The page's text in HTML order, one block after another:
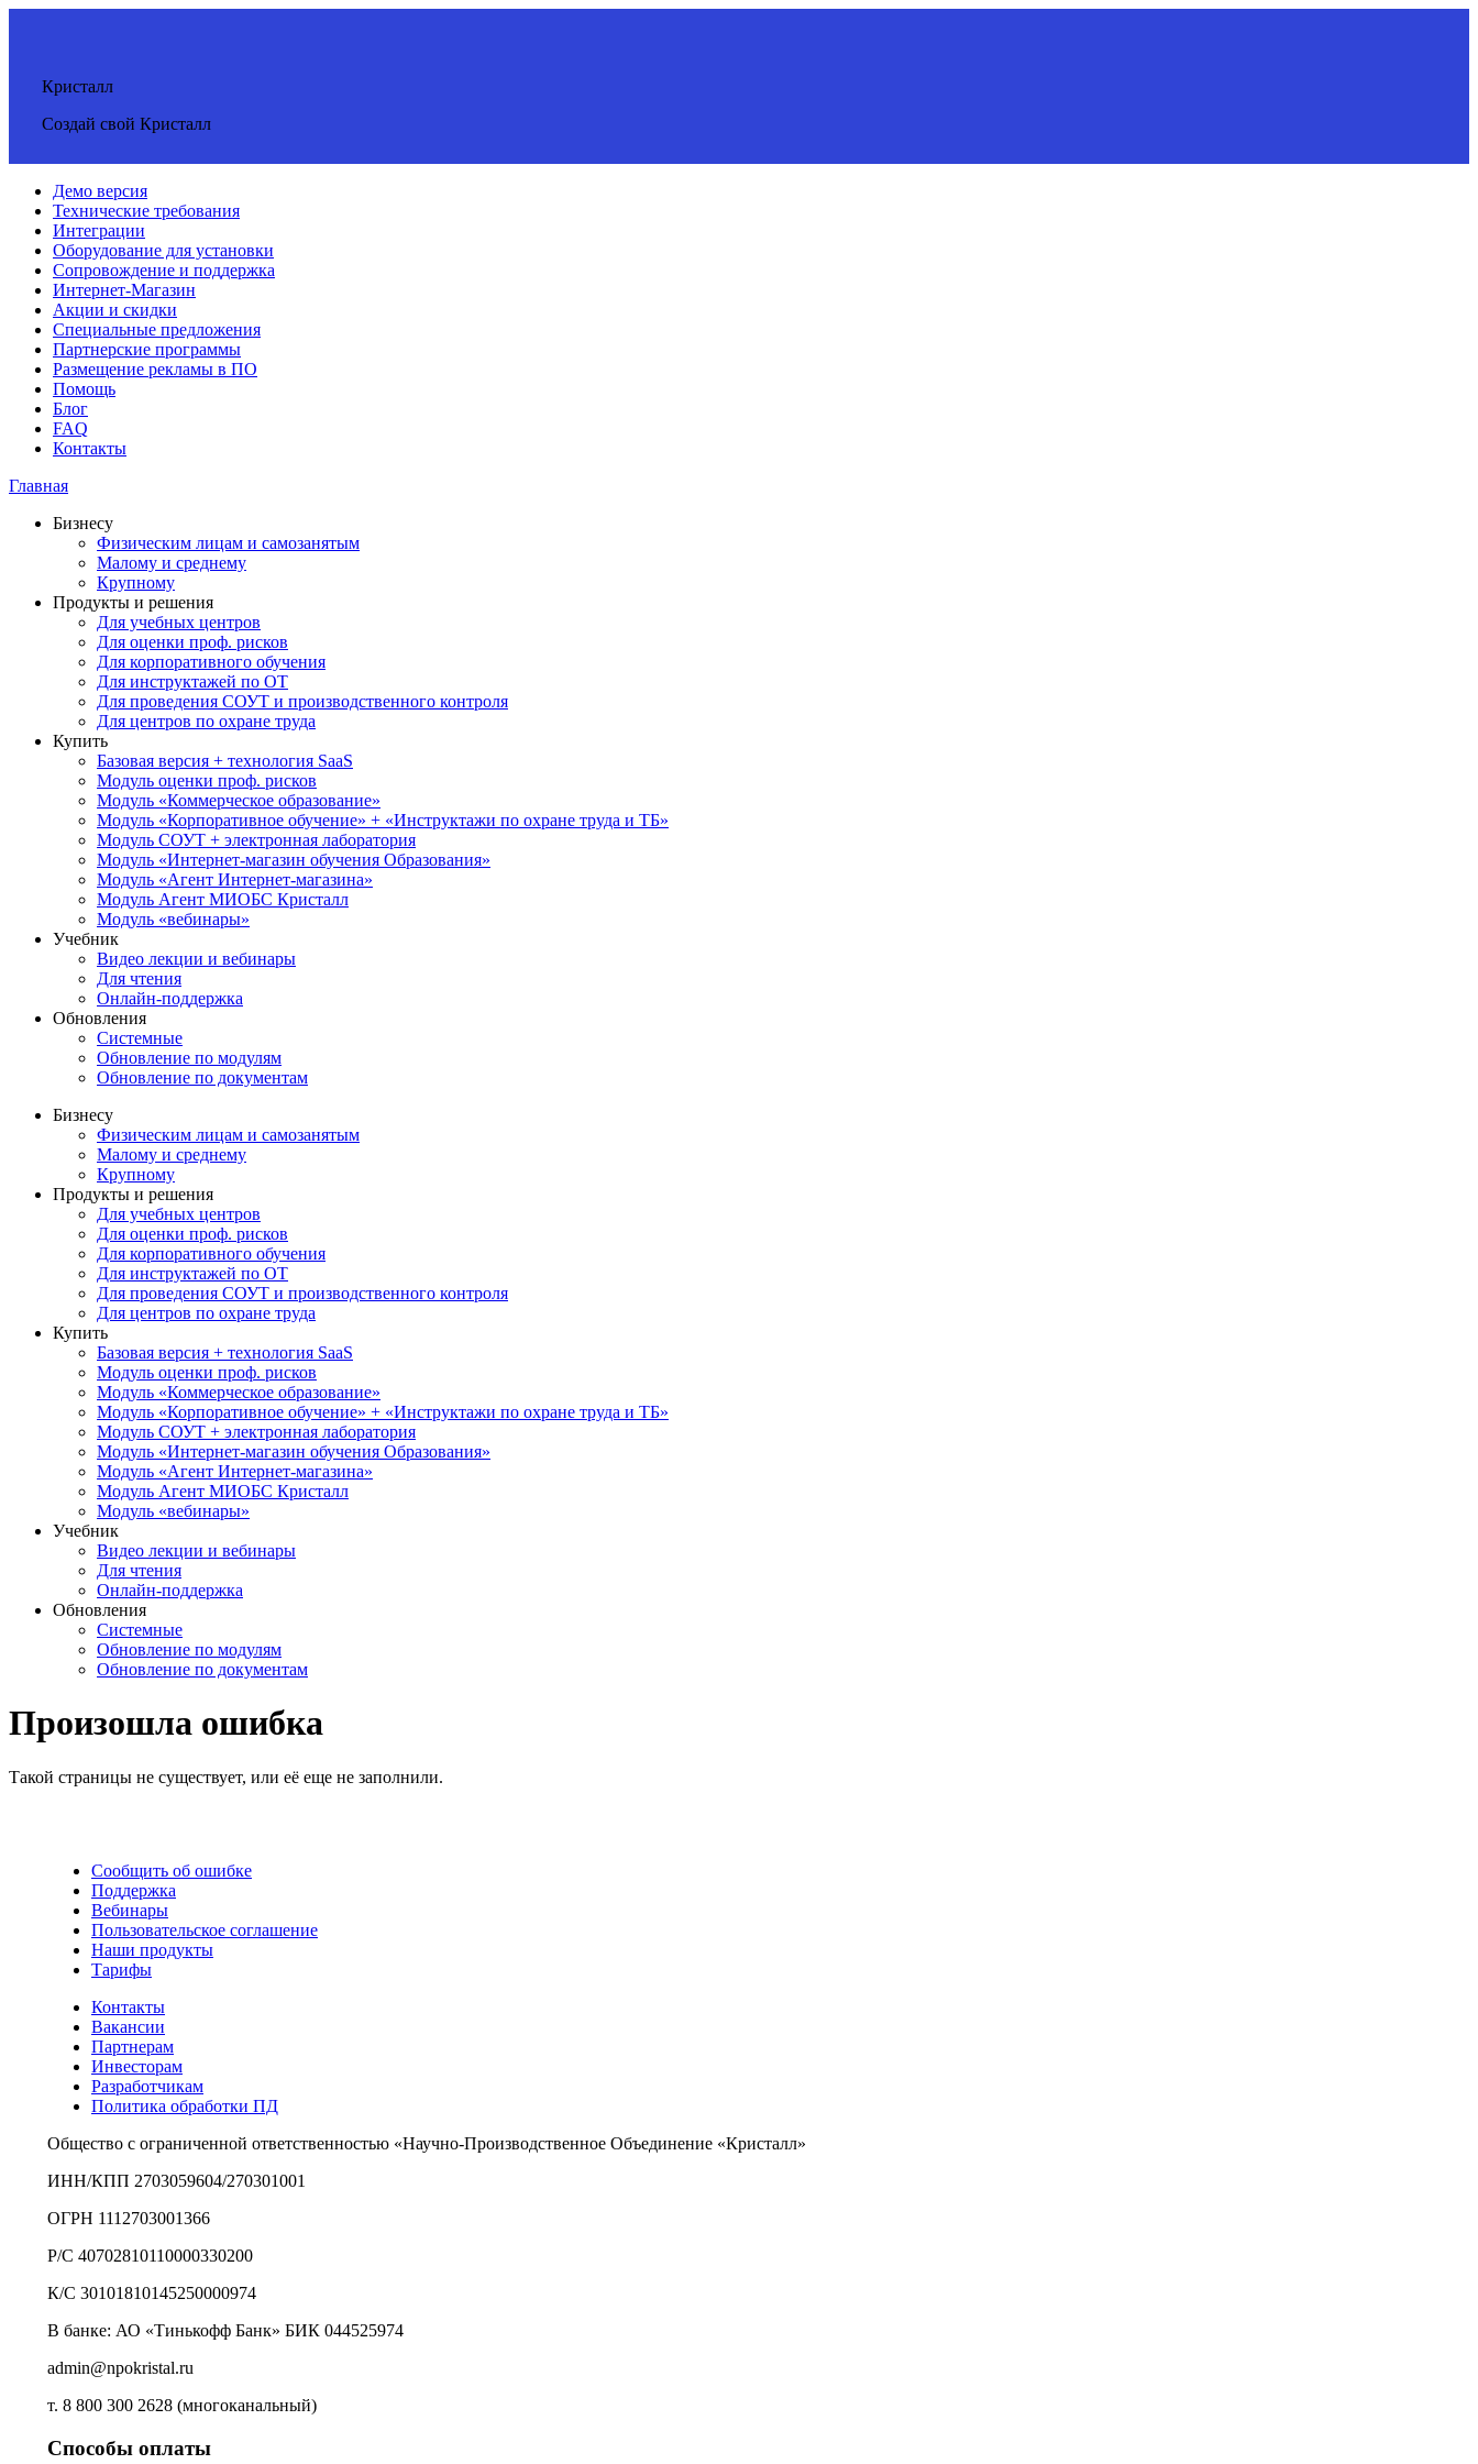
Кристалл
Создай свой Кристалл
Демо версия
Технические требования
Интеграции
Оборудование для установки
Сопровождение и поддержка
Интернет-Магазин
Акции и скидки
Специальные предложения
Партнерские программы
Размещение рекламы в ПО
Помощь
Блог
FAQ
Контакты
Главная
Бизнесу
Физическим лицам и самозанятым
Малому и среднему
Крупному
Продукты и решения
Для учебных центров
Для оценки проф. рисков
Для корпоративного обучения
Для инструктажей по ОТ
Для проведения СОУТ и производственного контроля
Для центров по охране труда
Купить
Базовая версия + технология SaaS
Модуль оценки проф. рисков
Модуль «Коммерческое образование»
Модуль «Корпоративное обучение» + «Инструктажи по охране труда и ТБ»
Модуль СОУТ + электронная лаборатория
Модуль «Интернет-магазин обучения Образования»
Модуль «Агент Интернет-магазина»
Модуль Агент МИОБС Кристалл
Модуль «вебинары»
Учебник
Видео лекции и вебинары
Для чтения
Онлайн-поддержка
Обновления
Системные
Обновление по модулям
Обновление по документам
Бизнесу
Физическим лицам и самозанятым
Малому и среднему
Крупному
Продукты и решения
Для учебных центров
Для оценки проф. рисков
Для корпоративного обучения
Для инструктажей по ОТ
Для проведения СОУТ и производственного контроля
Для центров по охране труда
Купить
Базовая версия + технология SaaS
Модуль оценки проф. рисков
Модуль «Коммерческое образование»
Модуль «Корпоративное обучение» + «Инструктажи по охране труда и ТБ»
Модуль СОУТ + электронная лаборатория
Модуль «Интернет-магазин обучения Образования»
Модуль «Агент Интернет-магазина»
Модуль Агент МИОБС Кристалл
Модуль «вебинары»
Учебник
Видео лекции и вебинары
Для чтения
Онлайн-поддержка
Обновления
Системные
Обновление по модулям
Обновление по документам
Произошла ошибка
Такой страницы не существует, или её еще не заполнили.
Сообщить об ошибке
Поддержка
Вебинары
Пользовательское соглашение
Наши продукты
Тарифы
Контакты
Вакансии
Партнерам
Инвесторам
Разработчикам
Политика обработки ПД
Общество с ограниченной ответственностью «Научно-Производственное Объединение «Кристалл»
ИНН/КПП 2703059604/270301001
ОГРН 1112703001366
Р/С 40702810110000330200
К/С 30101810145250000974
В банке: АО «Тинькофф Банк» БИК 044525974
admin@npokristal.ru
т. 8 800 300 2628 (многоканальный)
Способы оплаты